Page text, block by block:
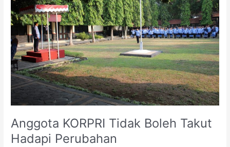
Anggota KORPRI Tidak Boleh Takut
Hadapi Perubahan
Boleh
Takut
Hadapi
Perubahan